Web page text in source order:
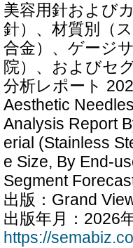
美容用針および
針）、材質別（
合金）、ゲージ
院）、およびセ
分析レポート
Aesthetic
Analysis Report
erial (Stainless
e Size, By End-
Segment
出版：Grand
出版年月：2026
https://